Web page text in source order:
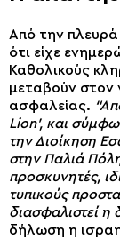
Από την
ότι είχε
Καθολικούς
μεταβούν στον
ασφαλείας.
Lion’, και
την Διοίκηση
στην Παλιά
προσκυνητές,
τυπικούς
διασφαλιστεί η
δήλωση η